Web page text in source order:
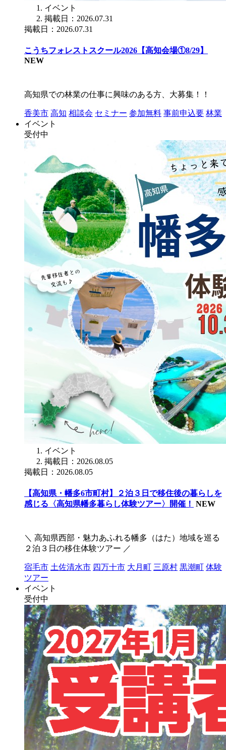
イベント
掲載日：2026.07.31
掲載日：2026.07.31
こうちフォレストスクール2026【高知会場①8/29】
NEW
高知県での林業の仕事に興味のある方、大募集！！
香美市 高知 相談会 セミナー 参加無料 事前申込要 林業
イベント
受付中
イベント
掲載日：2026.08.05
掲載日：2026.08.05
【高知県・幡多6市町村】２泊３日で移住後の暮らしを
感じる〈高知県幡多暮らし体験ツアー〉開催！ NEW
＼ 高知県西部・魅力あふれる幡多（はた）地域を巡る
２泊３日の移住体験ツアー ／
宿毛市 土佐清水市 四万十市 大月町 三原村 黒潮町 体験
ツアー
イベント
受付中